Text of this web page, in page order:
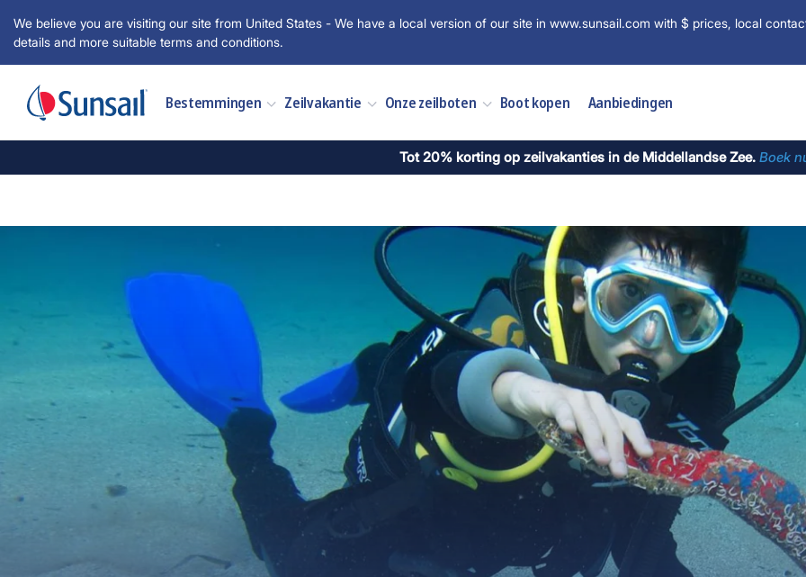
We believe you are visiting our site from United States - We have a local version of our site in www.sunsail.com with $ prices, local
details and more suitable terms and conditions.
Bestemmingen Zeilvakantie Onze zeilboten Boot kopen Aanbiedingen
Tot 20% korting op zeilvakanties in de Middellandse Zee. Boek